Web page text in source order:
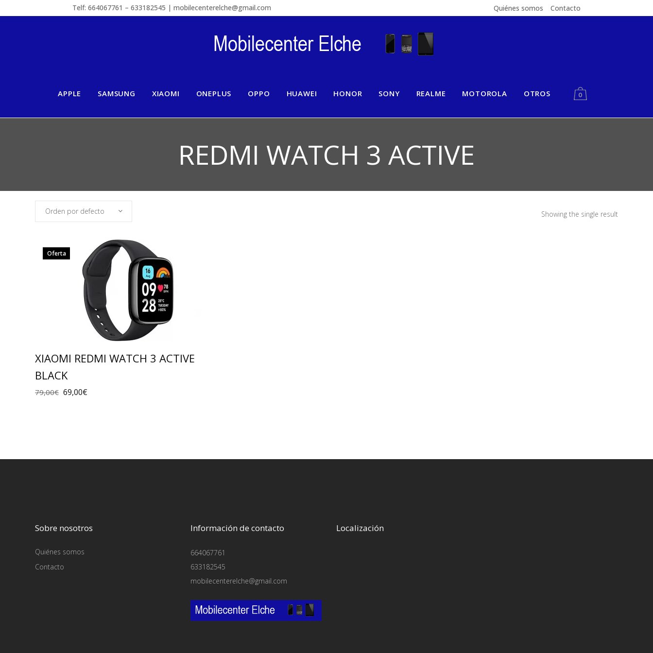
Telf: 664067761 – 633182545 | mobilecenterelche@gmail.com Quiénes somos Contacto
APPLE SAMSUNG XIAOMI ONEPLUS OPPO HUAWEI HONOR SONY REALME MOTOROLA OTROS 0
REDMI WATCH 3 ACTIVE
Showing the single result
Orden por defecto
Oferta
XIAOMI REDMI WATCH 3 ACTIVE
BLACK
79,00€ 69,00€
Sobre nosotros
Quiénes somos
Contacto
Información de contacto
664067761
633182545
mobilecenterelche@gmail.com
Localización